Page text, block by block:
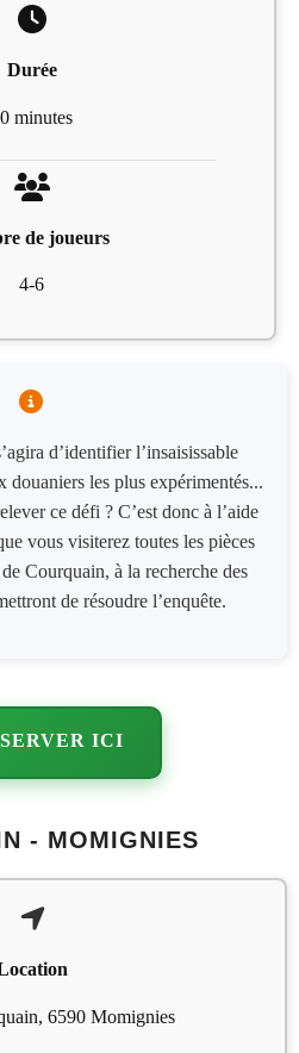
Durée
minutes
de joueurs
4-6
d’identifier l’insaisissable
douaniers les plus expérimentés...
ce défi ? C’est donc à l’aide
vous visiterez toutes les pièces
Courquain, à la recherche des
de résoudre l’enquête.
ICI
- MOMIGNIES
6590 Momignies